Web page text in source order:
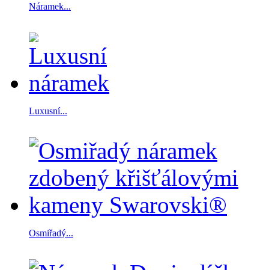
Náramek...
Luxusní...
Osmiřadý...